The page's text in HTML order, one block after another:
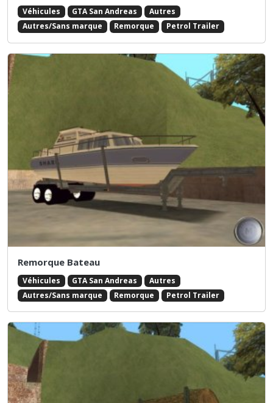
Véhicules GTA San Andreas
Autres
Autres/Sans marque
Remorque Petrol Trailer
Remorque Bateau
Véhicules GTA San Andreas
Autres
Autres/Sans marque
Remorque Petrol Trailer